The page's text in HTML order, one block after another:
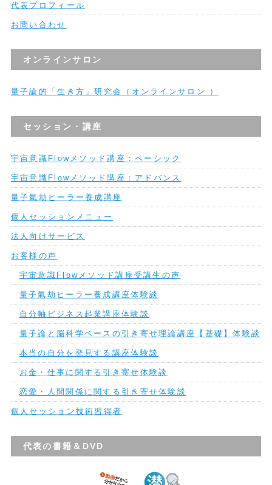
代表プロフィール
お問い合わせ
オンラインサロン
量子論的「生き方」研究会（オンラインサロン ）
セッション・講座
宇宙意識Flowメソッド講座：ベーシック
宇宙意識Flowメソッド講座：アドバンス
量子氣劫ヒーラー養成講座
個人セッションメニュー
法人向けサービス
お客様の声
宇宙意識Flowメソッド講座受講生の声
量子氣劫ヒーラー養成講座体験談
自分軸ビジネス起業講座体験談
量子論と脳科学ベースの引き寄せ理論講座【基礎】体験談
本当の自分を発見する講座体験談
お金・仕事に関する引き寄せ体験談
恋愛・人間関係に関する引き寄せ体験談
個人セッション技術習得者
代表の書籍＆DVD